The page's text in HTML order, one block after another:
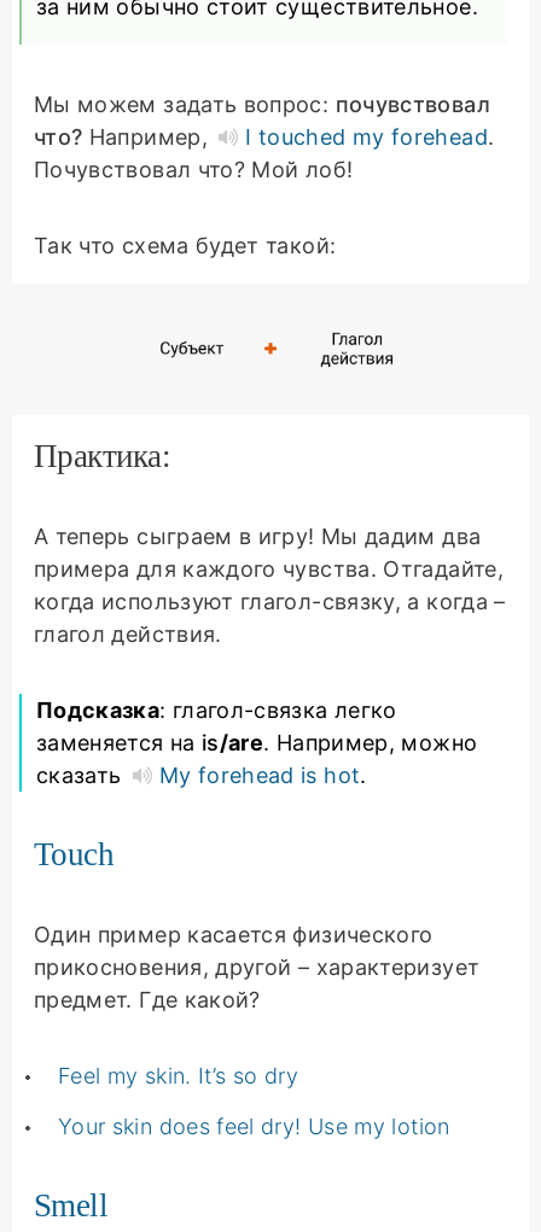
за ним обычно стоит существительное.
Мы можем задать вопрос: почувствовал
что? Например, I touched my forehead.
Почувствовал что? Мой лоб!
Так что схема будет такой:
Практика:
А теперь сыграем в игру! Мы дадим два
примера для каждого чувства. Отгадайте,
когда используют глагол-связку, а когда –
глагол действия.
Подсказка: глагол-связка легко
заменяется на is/are. Например, можно
сказать
My forehead is hot.
Touch
Один пример касается физического
прикосновения, другой – характеризует
предмет. Где какой?
Feel my skin. It’s so dry
Your skin does feel dry! Use my lotion
Smell